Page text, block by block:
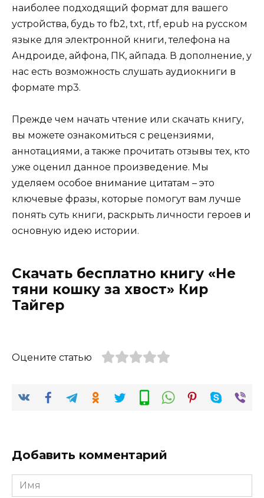
наиболее подходящий формат для вашего
устройства, будь то fb2, txt, rtf, epub на русском
языке для электронной книги, телефона на
Андроиде, айфона, ПК, айпада. В дополнение, у
нас есть возможность слушать аудиокниги в
формате mp3.
Прежде чем начать чтение или скачать книгу,
вы можете ознакомиться с рецензиями,
аннотациями, а также прочитать отзывы тех, кто
уже оценил данное произведение. Мы
уделяем особое внимание цитатам – это
ключевые фразы, которые помогут вам лучше
понять суть книги, раскрыть личности героев и
основную идею истории.
Скачать бесплатно книгу «Не
тяни кошку за хвост» Кир
Тайгер
Оцените статью
Добавить комментарий
Имя
*